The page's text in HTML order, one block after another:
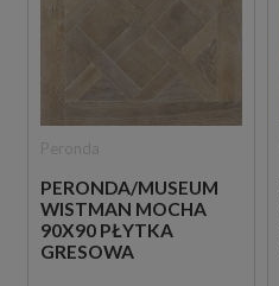
PERONDA/MUSEUM
WISTMAN MOCHA
90X90 PŁYTKA
GRESOWA